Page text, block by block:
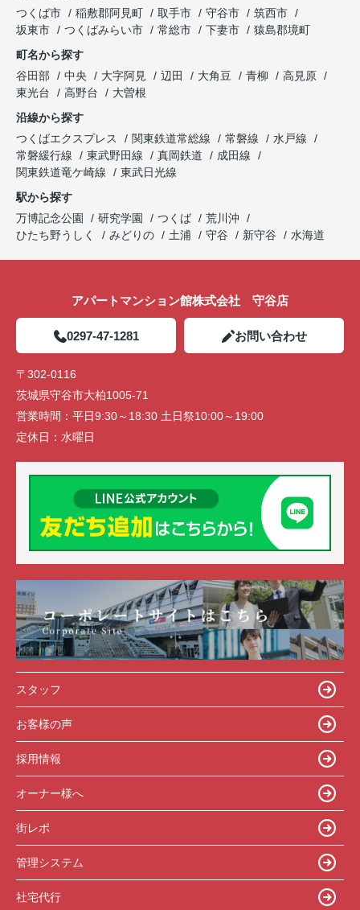
つくば市
稲敷郡阿見町 取手市 守谷市
筑西市
坂東市
つくばみらい市 常総市 下妻市
猿島郡境町
町名から探す
谷田部
中央 大字阿見 辺田 大角豆 青柳
高見原
東光台
高野台
大曽根
沿線から探す
つくばエクスプレス
関東鉄道常総線 常磐線
水戸線
常磐緩行線
東武野田線 真岡鉄道
成田線
関東鉄道竜ケ崎線
東武日光線
駅から探す
万博記念公園
研究学園 つくば
荒川沖
ひたち野うしく
みどりの 土浦 守谷 新守谷 水海道
アパートマンション館株式会社 守谷店
0297-47-1281 お問い合わせ
〒302-0116
茨城県守谷市大柏1005-71
営業時間： 平日9:30～18:30 土日祭10:00～19:00
定休日： 水曜日
スタッフ
お客様の声
採用情報
オーナー様へ
街レポ
管理システム
社宅代行